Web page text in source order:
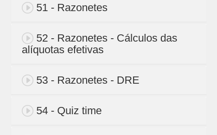
51 - Razonetes
52 - Razonetes - Cálculos das
alíquotas efetivas
53 - Razonetes - DRE
54 - Quiz time